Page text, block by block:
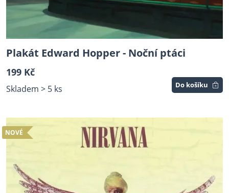
Plakát Edward Hopper - Noční ptáci
199 Kč
Skladem > 5 ks Do košíku
NOVÉ